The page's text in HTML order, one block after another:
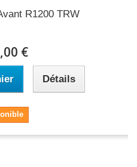
R1200 TRW
€
Détails